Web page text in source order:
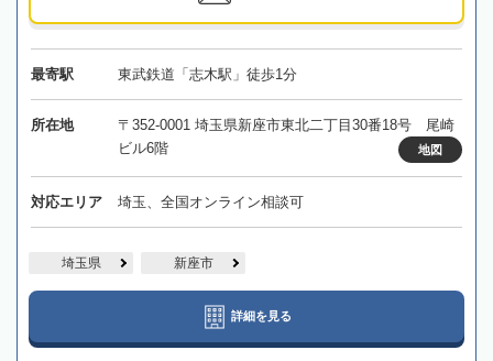
最寄駅 東武鉄道「志木駅」徒歩1分
所在地
〒352-0001 埼玉県新座市東北二丁目30番18号 尾崎
ビル6階
地図
対応エリア 埼玉、全国オンライン相談可
埼玉県 新座市
詳細を見る